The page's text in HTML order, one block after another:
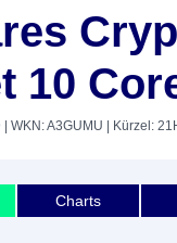
10
| WKN: A3GUMU | Kürzel:
Charts